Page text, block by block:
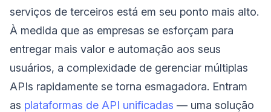
serviços de terceiros está em seu ponto mais alto.
À medida que as empresas se esforçam para
entregar mais valor e automação aos seus
usuários, a complexidade de gerenciar múltiplas
APIs rapidamente se torna esmagadora. Entram
as plataformas de API unificadas — uma solução